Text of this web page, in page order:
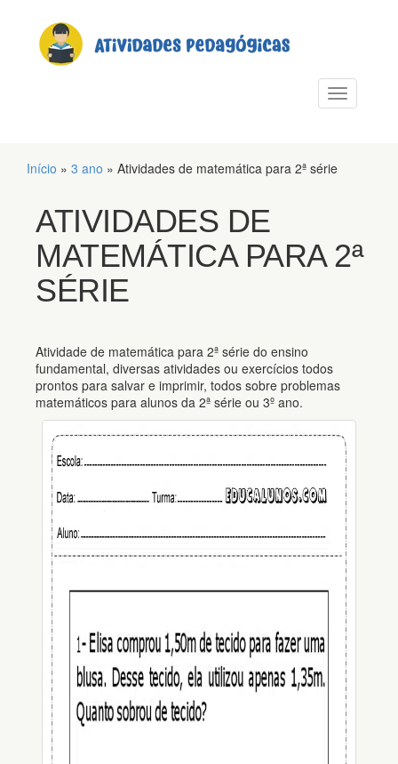
Alternar
Início » 3 ano » Atividades de matemática para 2ª série
ATIVIDADES DE
MATEMÁTICA PARA 2ª
SÉRIE
Atividade de matemática para 2ª série do ensino
fundamental, diversas atividades ou exercícios todos
prontos para salvar e imprimir, todos sobre problemas
matemáticos para alunos da 2ª série ou 3º ano.